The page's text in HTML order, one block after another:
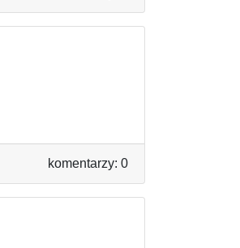
komentarzy: 0